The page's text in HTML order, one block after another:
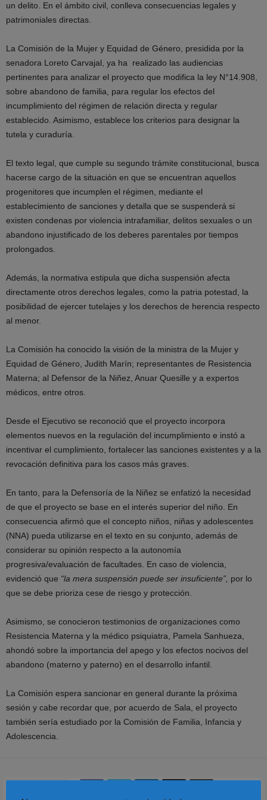
un delito. En el ámbito civil, conlleva consecuencias legales y
patrimoniales directas.
La Comisión de la Mujer y Equidad de Género, presidida por la
senadora Loreto Carvajal, ya ha realizado las audiencias
pertinentes para analizar el proyecto que modifica la ley N°14.908,
sobre abandono de familia, para regular los efectos del
incumplimiento del régimen de relación directa y regular
establecido. Asimismo, establece los criterios para designar la
tutela y curaduría.
El texto legal, que cumple su segundo trámite constitucional, busca
hacerse cargo de la situación en que se encuentran aquellos
progenitores que incumplen el régimen, mediante el
establecimiento de sanciones y detalla que se suspenderá si
existen condenas por violencia intrafamiliar, delitos sexuales o un
abandono injustificado de los deberes parentales por tiempos
prolongados.
Además, la normativa estipula que dicha suspensión afecta
directamente otros derechos legales, como la patria potestad, la
posibilidad de ejercer tutelajes y los derechos de herencia respecto
al menor.
La Comisión ha conocido la visión de la ministra de la Mujer y
Equidad de Género, Judith Marín; representantes de Resistencia
Materna; al Defensor de la Niñez, Anuar Quesille y a expertos
médicos, entre otros.
Desde el Ejecutivo se reconoció que el proyecto incorpora
elementos nuevos en la regulación del incumplimiento e instó a
incentivar el cumplimiento, fortalecer las sanciones existentes y a la
revocación definitiva para los casos más graves.
En tanto, para la Defensoría de la Niñez se enfatizó la necesidad
de que el proyecto se base en el interés superior del niño. En
consecuencia afirmó que el concepto niños, niñas y adolescentes
(NNA) pueda utilizarse en el texto en su conjunto, además de
considerar su opinión respecto a la autonomía
progresiva/evaluación de facultades. En caso de violencia,
evidenció que “la mera suspensión puede ser insuficiente”, por lo
que se debe prioriza cese de riesgo y protección.
Asimismo, se conocieron testimonios de organizaciones como
Resistencia Materna y la médico psiquiatra, Pamela Sanhueza,
ahondó sobre la importancia del apego y los efectos nocivos del
abandono (materno y paterno) en el desarrollo infantil.
La Comisión espera sancionar en general durante la próxima
sesión y cabe recordar que, por acuerdo de Sala, el proyecto
también sería estudiado por la Comisión de Familia, Infancia y
Adolescencia.